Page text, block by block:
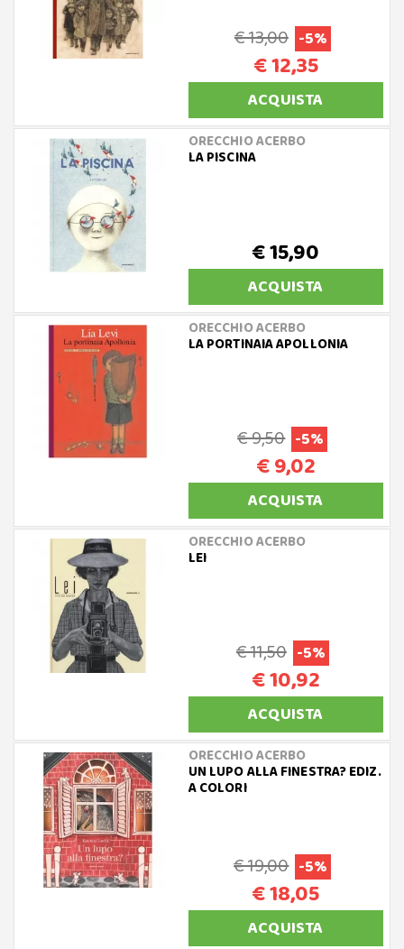
€ 13,00 -5%
€ 12,35
ACQUISTA
ORECCHIO ACERBO
LA PISCINA
€ 15,90
ACQUISTA
ORECCHIO ACERBO
LA PORTINAIA APOLLONIA
€ 9,50 -5%
€ 9,02
ACQUISTA
ORECCHIO ACERBO
LEI
€ 11,50 -5%
€ 10,92
ACQUISTA
ORECCHIO ACERBO
UN LUPO ALLA FINESTRA? EDIZ.
A COLORI
€ 19,00 -5%
€ 18,05
ACQUISTA